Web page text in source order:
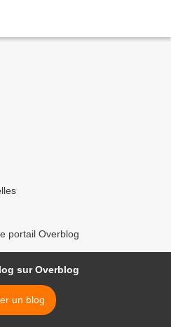
portail Overblog
sur Overblog
un blog